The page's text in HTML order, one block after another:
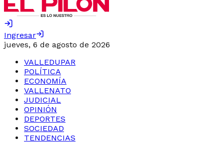
Ingresar
jueves, 6 de agosto de 2026
VALLEDUPAR
POLÍTICA
ECONOMÍA
VALLENATO
JUDICIAL
OPINIÓN
DEPORTES
SOCIEDAD
TENDENCIAS